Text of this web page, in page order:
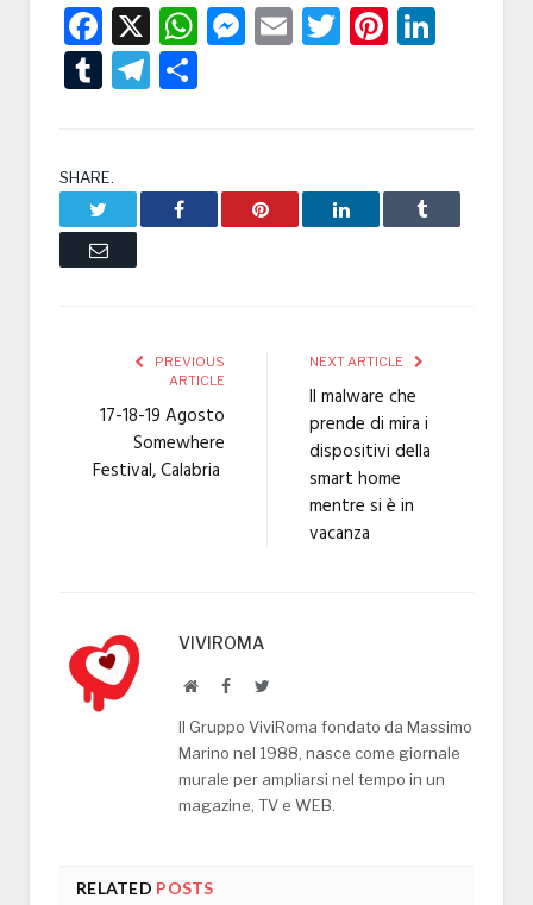
Facebook
X WhatsApp
Messenger
EmailTwitter
TumblrTelegram
SHARE.
Facebook Pinterest LinkedIn Tumblr
Email
PREVIOUS
ARTICLE
17-18-19 Agosto
Somewhere
Festival, Calabria
NEXT ARTICLE
Il malware che
prende di mira i
dispositivi della
smart home
mentre si è in
vacanza
VIVIROMA
WebsiteFacebookTwitter
Il Gruppo ViviRoma fondato da Massimo
Marino nel 1988, nasce come giornale
murale per ampliarsi nel tempo in un
magazine, TV e WEB.
RELATED POSTS